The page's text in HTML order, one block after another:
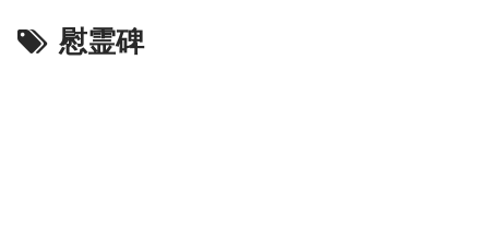
慰霊碑